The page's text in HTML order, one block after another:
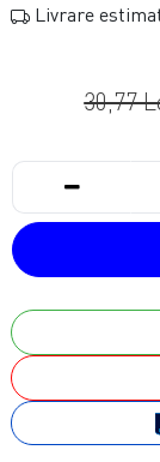
Livrare
30,77